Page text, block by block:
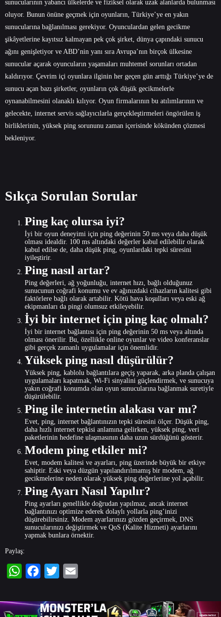
sunucularının yabancı ülkelerde ve fiziksel olarak uzak alanlarda bulunması
oluyor. Bunun önüne geçmek için oyunların, Türkiye’ye en yakın
sunucularına bağlanılması gerekiyor. Oyunculardan gelen gecikme
şikâyetlerine kayıtsız kalmayan pek çok şirket, dünya çapındaki sunucu
ağını genişletiyor ve ABD’nin yanı sıra Avrupa’nın birçok ülkesine
sunucular açarak oyuncuların yaşamaları muhtemel sorunları ortadan
kaldırıyor. Çevrim içi oyunlara ilginin her geçen gün arttığı Türkiye’ye de
sunucu açan bazı şirketler, oyunların çok düşük gecikmelerle
oynanabilmesini olanaklı kılıyor. Oyun firmalarının bu atılımlarının ve
gelecekte, internet servis sağlayıcılarla gerçekleştirmeleri öngörülen iş
birliklerinin, yüksek ping sorununu zaman içerisinde kökünden çözmesi
bekleniyor.
Sıkça Sorulan Sorular
Ping kaç olursa iyi?
İyi bir oyun deneyimi için ping değerinin 50 ms veya daha düşük
olması idealdir. 100 ms altındaki değerler kabul edilebilir olarak
kabul edilse de, daha düşük ping, oyunlardaki tepki süresini
iyileştirir.
Ping nasıl artar?
Ping değerleri, ağ yoğunluğu, internet hızı, bağlı olduğunuz
sunucunun coğrafi konumu ve ev ağınızdaki cihazların kalitesi gibi
faktörlere bağlı olarak artabilir. Kötü hava koşulları veya eski ağ
ekipmanları da pingi olumsuz etkileyebilir.
İyi bir internet için ping kaç olmalı?
İyi bir internet bağlantısı için ping değerinin 50 ms veya altında
olması önerilir. Bu, özellikle online oyunlar ve video konferanslar
gibi gerçek zamanlı uygulamalar için önemlidir.
Yüksek ping nasıl düşürülür?
Yüksek ping, kablolu bağlantılara geçiş yaparak, arka planda çalışan
uygulamaları kapatmak, Wi-Fi sinyalini güçlendirmek, ve sunucuya
yakın coğrafi konumda olan oyun sunucularına bağlanmak suretiyle
düşürülebilir.
Ping ile internetin alakası var mı?
Evet, ping, internet bağlantınızın tepki süresini ölçer. Düşük ping,
daha hızlı internet tepkisi anlamına gelirken, yüksek ping, veri
paketlerinin hedefine ulaşmasının daha uzun sürdüğünü gösterir.
Modem ping etkiler mi?
Evet, modem kalitesi ve ayarları, ping üzerinde büyük bir etkiye
sahiptir. Eski veya düzgün yapılandırılmamış bir modem, ağ
gecikmelerine neden olarak yüksek ping değerlerine yol açabilir.
Ping Ayarı Nasıl Yapılır?
Ping ayarları genellikle doğrudan yapılmaz, ancak internet
bağlantınızı optimize ederek dolaylı yollarla ping’inizi
düşürebilirsiniz. Modem ayarlarınızı gözden geçirmek, DNS
sunucularınızı değiştirmek ve QoS (Kalite Hizmeti) ayarlarını
yapmak bunlara örnektir.
Paylaş: